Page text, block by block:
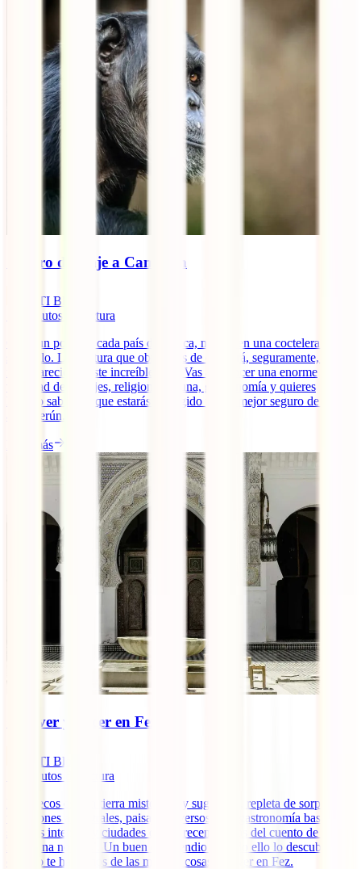
Seguro de viaje a Camerún
IATI Blog
minutos de lectura
Coge un poco de cada país de África, mételo en una coctelera y
sacúdelo. La mixtura que obtendrás de eso será, seguramente, algo
muy parecido a este increíble país. Vas a conocer una enorme
variedad de paisajes, religiones, fauna, gastronomía y quieres
hacerlo sabiendo que estarás protegido por el mejor seguro de viaje
a Camerún. [...]
Leer más
Qué ver y hacer en Fez
IATI Blog
minutos de lectura
Marruecos es una tierra misteriosa y sugerente, repleta de sorpresas,
tradiciones ancestrales, paisajes diversos, una gastronomía basada en
sabores intensos y ciudades que parecen salidas del cuento de ‘Las
mil y una noches’. Un buen compendio de todo ello lo descubrirás
cuando te hablemos de las muchas cosas que ver en Fez.